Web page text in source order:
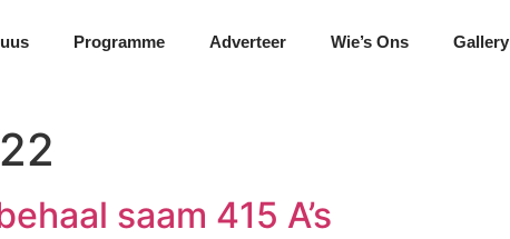
Programme Adverteer Wie’s Ons Gallery
saam 415 A’s